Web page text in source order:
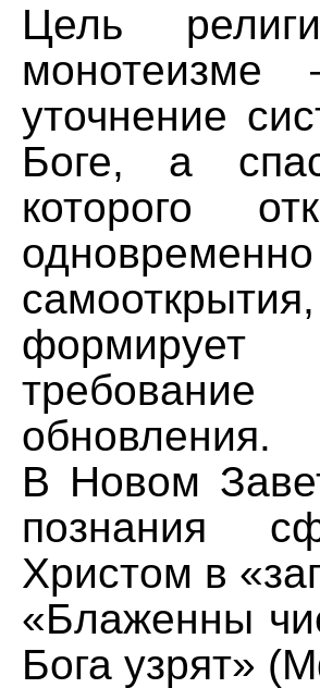
Цель
уточнение
Боге, а
которого
обновления.
В Новом
познания
Христом в
«Блаженны
Бога узрят»